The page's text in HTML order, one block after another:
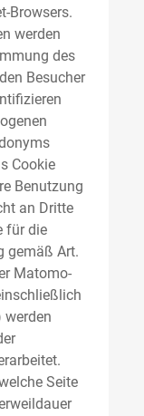
Browsers.
werden
des
Besucher
Cookie
Benutzung
an Dritte
für die
gemäß Art.
Matomo-
werden
Seite